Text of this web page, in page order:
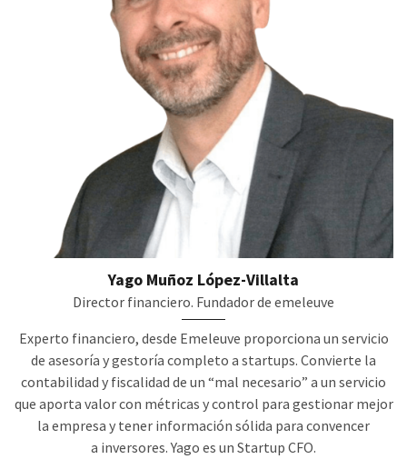
Yago Muñoz López-Villalta
Director financiero. Fundador de emeleuve
Experto financiero, desde Emeleuve proporciona un servicio
de asesoría y gestoría completo a startups. Convierte la
contabilidad y fiscalidad de un “mal necesario” a un servicio
que aporta valor con métricas y control para gestionar mejor
la empresa y tener información sólida para convencer
a inversores. Yago es un Startup CFO.